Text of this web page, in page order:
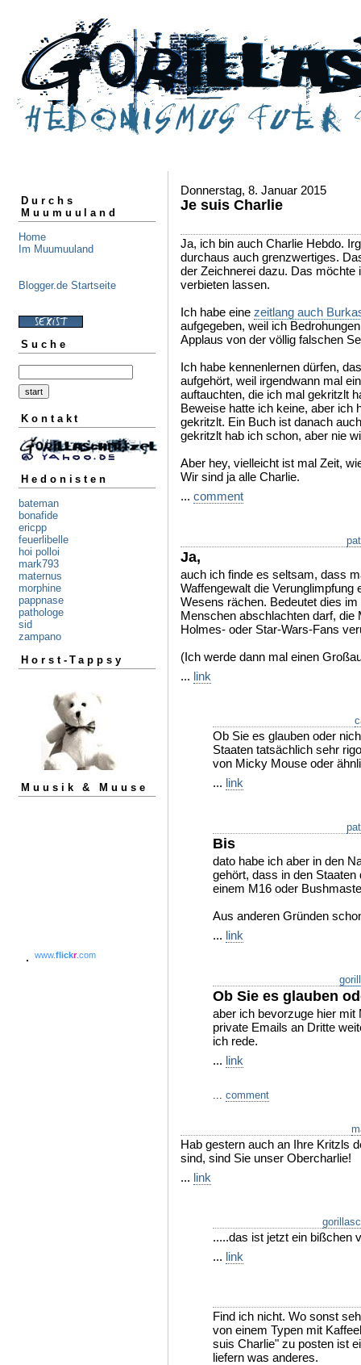
Durchs
Muumuuland
Home
Im Muumuuland
Blogger.de Startseite
Suche
Kontakt
Hedonisten
bateman
bonafide
ericpp
feuerlibelle
hoi polloi
mark793
maternus
morphine
pappnase
pathologe
sid
zampano
Horst-Tappsy
Muusik & Muuse
www.flickr.com
Donnerstag, 8. Januar 2015
Je suis Charlie
Ja, ich bin auch Charlie Hebdo.
durchaus auch grenzwertiges.
der Zeichnerei dazu. Das
verbieten lassen.
Ich habe eine zeitlang auch
aufgegeben, weil ich
Applaus von der völlig falschen
Ich habe kennenlernen dürfen,
aufgehört, weil irgendwann mal
auftauchten, die ich mal gekritzlt
Beweise hatte ich keine, aber ich
gekritzlt. Ein Buch ist danach
gekritzlt hab ich schon, aber nie
Aber hey, vielleicht ist mal Zeit,
Wir sind ja alle Charlie.
... comment
Ja,
auch ich finde es seltsam, dass
Waffengewalt die
Wesens rächen. Bedeutet dies
Menschen abschlachten darf,
Holmes- oder Star-Wars-Fans
(Ich werde dann mal einen
... link
Ob Sie es glauben oder
Staaten tatsächlich sehr
von Micky Mouse oder
... link
Bis
dato habe ich aber in den
gehört, dass in den
einem M16 oder
Aus anderen Gründen
... link
Ob Sie es glauben
aber ich bevorzuge hier
private Emails an Dritte
ich rede.
... link
... comment
Hab gestern auch an Ihre Kritzls
sind, sind Sie unser Obercharlie!
... link
.....das ist jetzt ein bißchen
... link
Find ich nicht. Wo sonst
von einem Typen mit
suis Charlie" zu posten ist
liefern was anderes.